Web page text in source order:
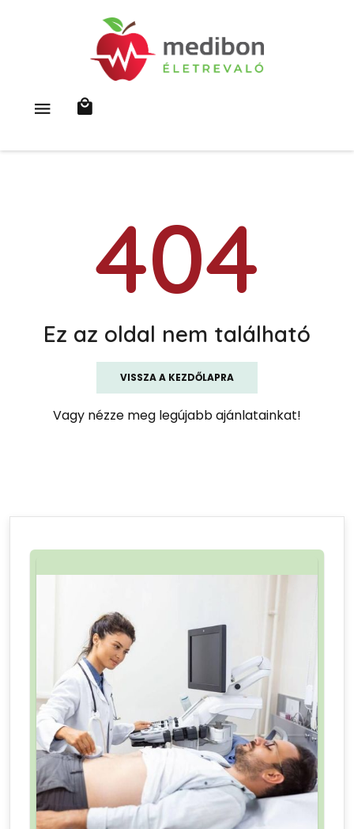
404
Ez az oldal nem található
VISSZA A KEZDŐLAPRA
Vagy nézze meg legújabb ajánlatainkat!